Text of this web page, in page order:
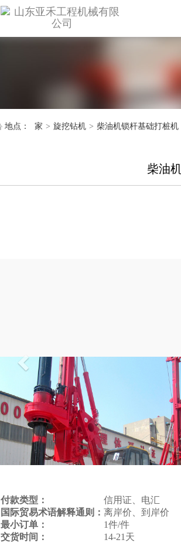
地点： 家 > 旋挖钻机 > 柴油机锁杆基础打桩机
柴油
付款类型：
信用证、电汇
国际贸易术语解释通则： 离岸价、到岸价
最小订单：
1件/件
交货时间：
14-21天